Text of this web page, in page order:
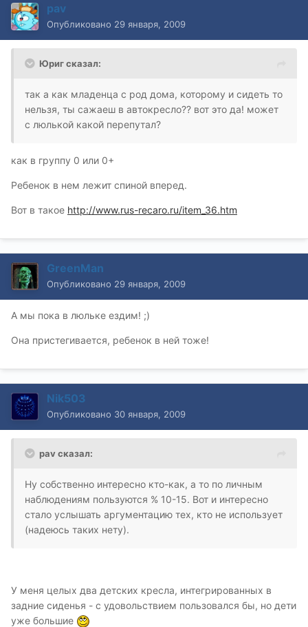
pav
Опубликовано 29 января, 2009
Юриг сказал:
так а как младенца с род дома, которому и сидеть то
нельзя, ты сажаеш в автокресло?? вот это да! может
с люлькой какой перепутал?
как в группу 0 или 0+
Ребенок в нем лежит спиной вперед.
Вот в такое http://www.rus-recaro.ru/item_36.htm
GreenMan
Опубликовано 29 января, 2009
А мы пока в люльке ездим! ;)
Она пристегивается, ребенок в ней тоже!
Nik503
Опубликовано 30 января, 2009
pav сказал:
Ну собственно интересно кто-как, а то по личным
наблюдениям пользуются % 10-15. Вот и интересно
стало услышать аргументацию тех, кто не использует
(надеюсь таких нету).
У меня целых два детских кресла, интегрированных в
задние сиденья - с удовольствием пользовался бы, но дети
уже большие